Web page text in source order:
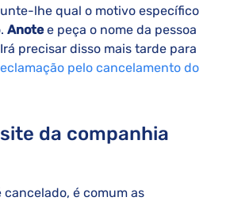
lhe qual o motivo específico
Anotee peça o nome da pessoa
precisar disso mais tarde para
pelo cancelamento do
da companhia
cancelado, é comum as